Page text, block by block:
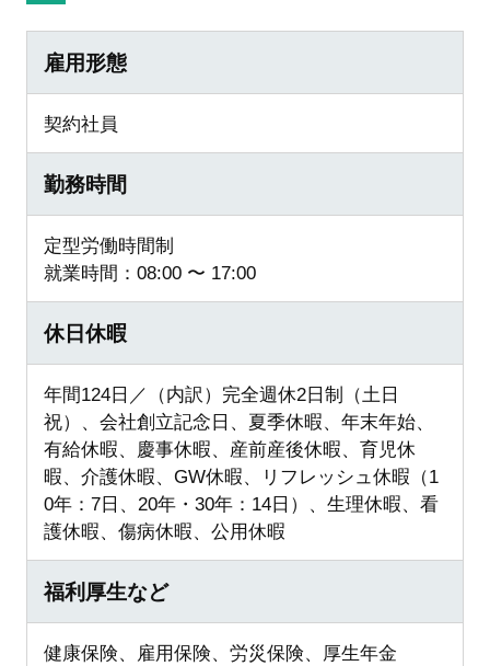
雇用形態
契約社員
勤務時間
定型労働時間制
就業時間：08:00 〜 17:00
休日休暇
年間124日／（内訳）完全週休2日制（土日
祝）、会社創立記念日、夏季休暇、年末年始、
有給休暇、慶事休暇、産前産後休暇、育児休
暇、介護休暇、GW休暇、リフレッシュ休暇（1
0年：7日、20年・30年：14日）、生理休暇、看
護休暇、傷病休暇、公用休暇
福利厚生など
健康保険、雇用保険、労災保険、厚生年金